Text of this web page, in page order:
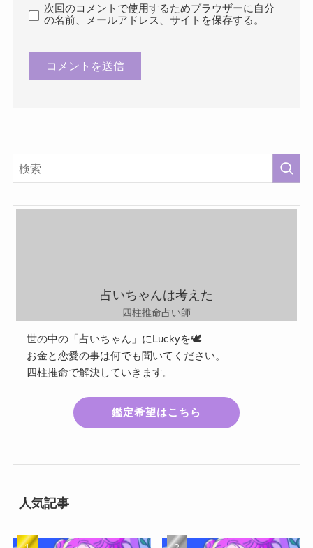
次回のコメントで使用するためブラウザーに自分
の名前、メールアドレス、サイトを保存する。
占いちゃんは考えた
四柱推命占い師
世の中の「占いちゃん」にLuckyを🕊️
お金と恋愛の事は何でも聞いてください。
四柱推命で解決していきます。
鑑定希望はこちら
人気記事